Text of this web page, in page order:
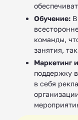
Обучение:
команды,
занятия,
Маркетинг
поддержку
в себя